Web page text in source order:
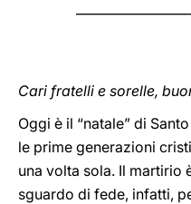
Cari fratelli e sorelle,
Oggi è il “natale” di
le prime generazioni
una volta sola. Il martirio
sguardo di fede, infatti,